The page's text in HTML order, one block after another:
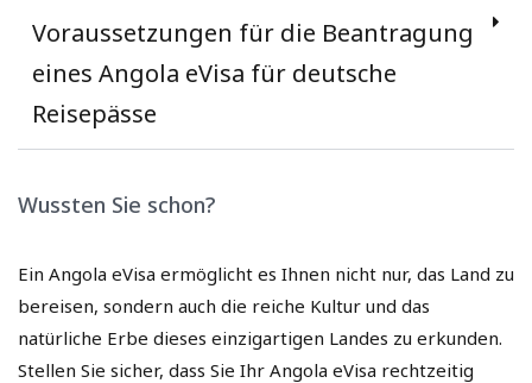
Voraussetzungen für die Beantragung
eines Angola eVisa für deutsche
Reisepässe
Wussten Sie schon?
Ein Angola eVisa ermöglicht es Ihnen nicht nur, das Land zu
bereisen, sondern auch die reiche Kultur und das
natürliche Erbe dieses einzigartigen Landes zu erkunden.
Stellen Sie sicher, dass Sie Ihr Angola eVisa rechtzeitig